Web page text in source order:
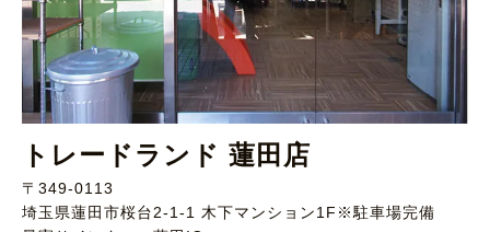
トレードランド 蓮田店
〒349-0113
埼玉県蓮田市桜台2-1-1 木下マンション1F※駐車場完備